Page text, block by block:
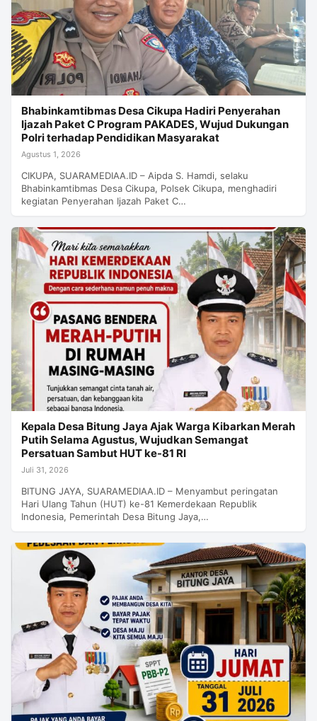
Bhabinkamtibmas Desa Cikupa Hadiri Penyerahan
Ijazah Paket C Program PAKADES, Wujud Dukungan
Polri terhadap Pendidikan Masyarakat
Agustus 1, 2026
CIKUPA, SUARAMEDIAA.ID – Aipda S. Hamdi, selaku
Bhabinkamtibmas Desa Cikupa, Polsek Cikupa, menghadiri
kegiatan Penyerahan Ijazah Paket C…
Kepala Desa Bitung Jaya Ajak Warga Kibarkan Merah
Putih Selama Agustus, Wujudkan Semangat
Persatuan Sambut HUT ke-81 RI
Juli 31, 2026
BITUNG JAYA, SUARAMEDIAA.ID – Menyambut peringatan
Hari Ulang Tahun (HUT) ke-81 Kemerdekaan Republik
Indonesia, Pemerintah Desa Bitung Jaya,…